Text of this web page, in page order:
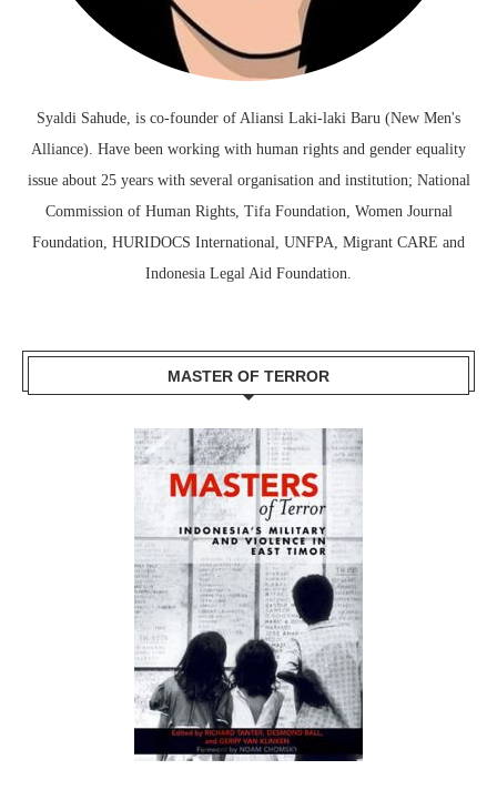
Syaldi Sahude, is co-founder of Aliansi Laki-laki Baru (New Men's
Alliance). Have been working with human rights and gender equality
issue about 25 years with several organisation and institution; National
Commission of Human Rights, Tifa Foundation, Women Journal
Foundation, HURIDOCS International, UNFPA, Migrant CARE and
Indonesia Legal Aid Foundation.
MASTER OF TERROR